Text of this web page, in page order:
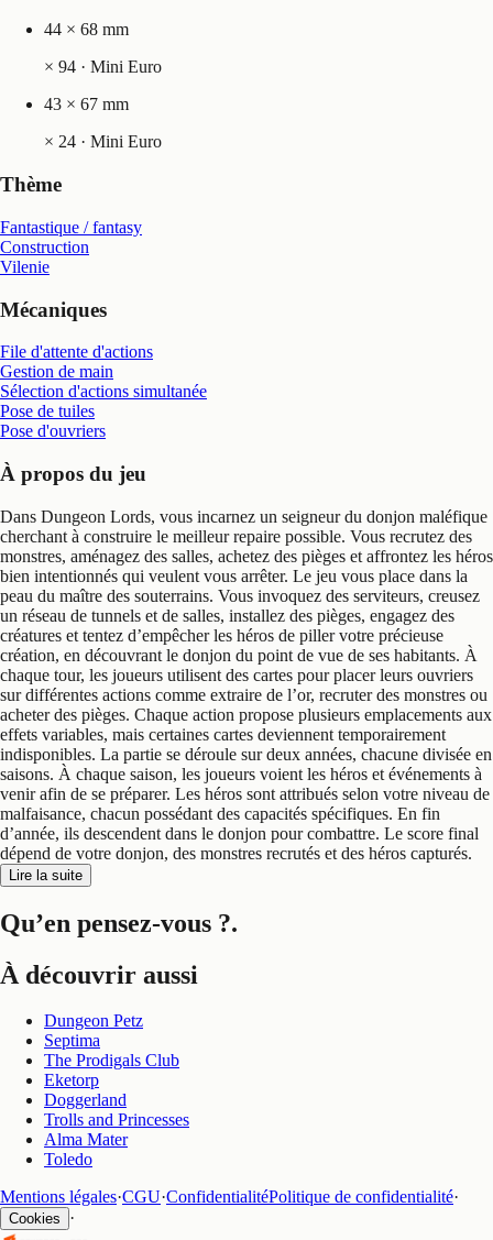
44 × 68 mm
× 94 · Mini Euro
43 × 67 mm
× 24 · Mini Euro
Thème
Fantastique / fantasy
Construction
Vilenie
Mécaniques
File d'attente d'actions
Gestion de main
Sélection d'actions simultanée
Pose de tuiles
Pose d'ouvriers
À propos du jeu
Dans Dungeon Lords, vous incarnez un seigneur du donjon maléfique
cherchant à construire le meilleur repaire possible. Vous recrutez des
monstres, aménagez des salles, achetez des pièges et affrontez les héros
bien intentionnés qui veulent vous arrêter. Le jeu vous place dans la
peau du maître des souterrains. Vous invoquez des serviteurs, creusez
un réseau de tunnels et de salles, installez des pièges, engagez des
créatures et tentez d’empêcher les héros de piller votre précieuse
création, en découvrant le donjon du point de vue de ses habitants. À
chaque tour, les joueurs utilisent des cartes pour placer leurs ouvriers
sur différentes actions comme extraire de l’or, recruter des monstres ou
acheter des pièges. Chaque action propose plusieurs emplacements aux
effets variables, mais certaines cartes deviennent temporairement
indisponibles. La partie se déroule sur deux années, chacune divisée en
saisons. À chaque saison, les joueurs voient les héros et événements à
venir afin de se préparer. Les héros sont attribués selon votre niveau de
malfaisance, chacun possédant des capacités spécifiques. En fin
d’année, ils descendent dans le donjon pour combattre. Le score final
dépend de votre donjon, des monstres recrutés et des héros capturés.
Lire la suite
Qu’en pensez-vous ?.
À découvrir aussi
Dungeon Petz
Septima
The Prodigals Club
Eketorp
Doggerland
Trolls and Princesses
Alma Mater
Toledo
Mentions légales·CGU·ConfidentialitéPolitique de confidentialité·
Cookies ·